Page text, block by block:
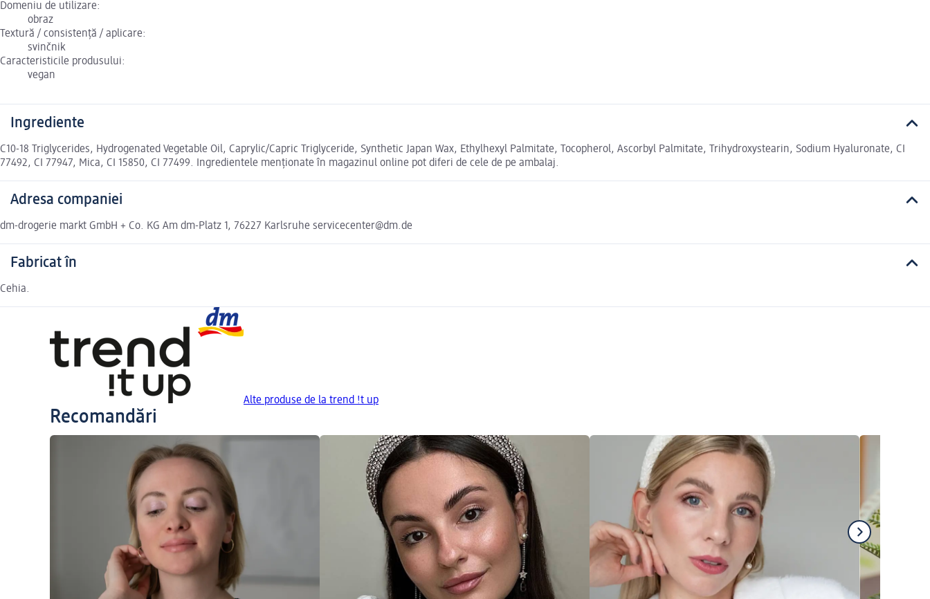
Domeniu de utilizare:
obraz
Textură / consistență / aplicare:
svinčnik
Caracteristicile produsului:
vegan
Ingrediente
C10-18 Triglycerides, Hydrogenated Vegetable Oil, Caprylic/Capric Triglyceride, Synthetic Japan Wax, Ethylhexyl Palmitate, Tocopherol, Ascorbyl Palmitate, Trihydroxystearin, Sodium Hyaluronate, CI
77492, CI 77947, Mica, CI 15850, CI 77499. Ingredientele menționate în magazinul online pot diferi de cele de pe ambalaj.
Adresa companiei
dm-drogerie markt GmbH + Co. KG Am dm-Platz 1, 76227 Karlsruhe servicecenter@dm.de
Fabricat în
Cehia.
Alte produse de la trend !t up
Recomandări